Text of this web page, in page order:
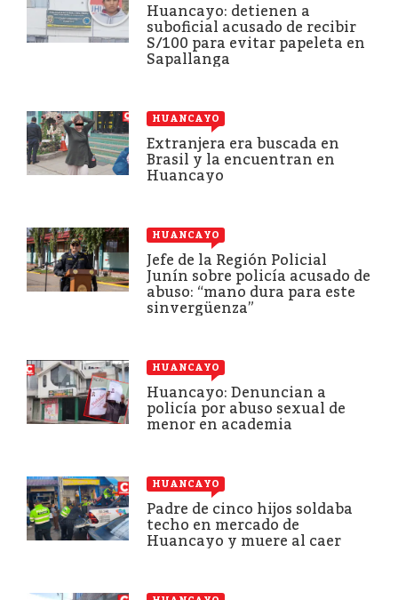
Huancayo: detienen a
suboficial acusado de recibir
S/100 para evitar papeleta en
Sapallanga
HUANCAYO
Extranjera era buscada en
Brasil y la encuentran en
Huancayo
HUANCAYO
Jefe de la Región Policial
Junín sobre policía acusado de
abuso: “mano dura para este
sinvergüenza”
HUANCAYO
Huancayo: Denuncian a
policía por abuso sexual de
menor en academia
HUANCAYO
Padre de cinco hijos soldaba
techo en mercado de
Huancayo y muere al caer